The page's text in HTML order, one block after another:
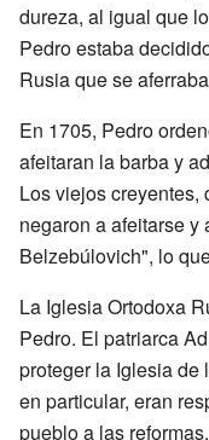
dureza, al igual que
Pedro estaba
Rusia que se
En 1705, Pedro
afeitaran la barba y
Los viejos creyentes,
negaron a afeitarse
Belzebúlovich", lo
La Iglesia Ortodoxa
Pedro. El patriarca
proteger la Iglesia de
en particular, eran
pueblo a las